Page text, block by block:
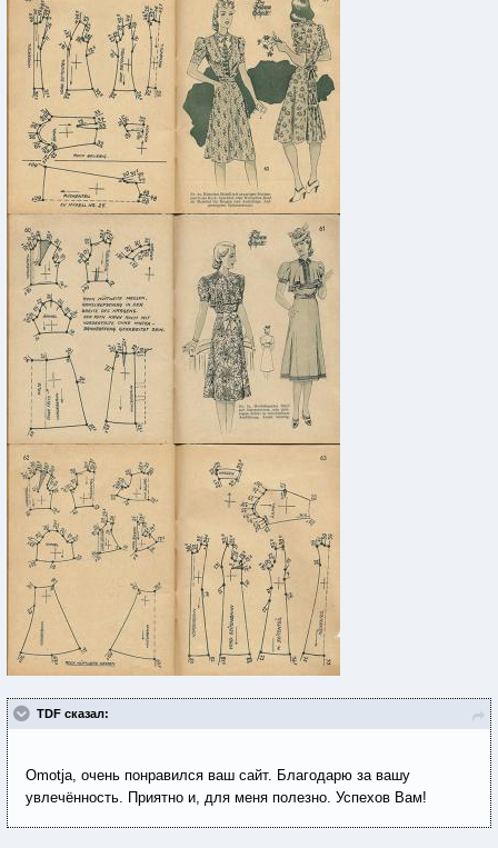
TDF сказал:
Omotja, очень понравился ваш сайт. Благодарю за вашу
увлечённость. Приятно и, для меня полезно. Успехов Вам!